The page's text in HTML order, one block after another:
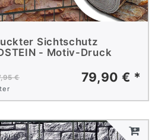
Sichtschutz
- Motiv-Druck
€ 79,90 € *